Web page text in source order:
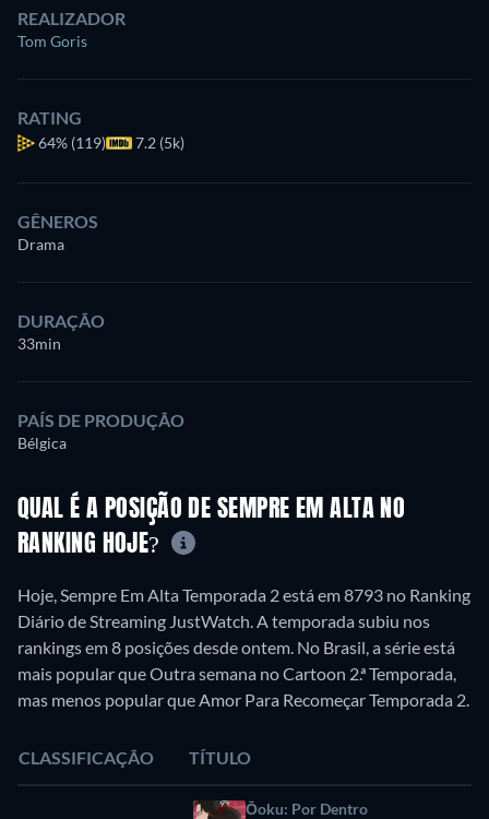
REALIZADOR
Tom Goris
RATING
64% (119) 7.2 (5k)
GÊNEROS
Drama
DURAÇÃO
33min
PAÍS DE PRODUÇÃO
Bélgica
QUAL É A POSIÇÃO DE SEMPRE EM ALTA NO
RANKING HOJE?
Hoje, Sempre Em Alta Temporada 2 está em 8793 no Ranking
Diário de Streaming JustWatch. A temporada subiu nos
rankings em 8 posições desde ontem. No Brasil, a série está
mais popular que Outra semana no Cartoon 2.ª Temporada,
mas menos popular que Amor Para Recomeçar Temporada 2.
CLASSIFICAÇÃO TÍTULO
Ōoku: Por Dentro